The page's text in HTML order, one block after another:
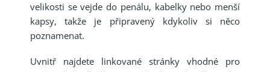
velikosti se vejde do penálu, kabelky nebo menší
kapsy, takže je připravený kdykoliv si něco
poznamenat.
Uvnitř najdete linkované stránky vhodné pro